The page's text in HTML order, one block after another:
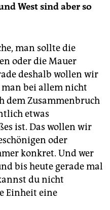
West sind aber so
man sollte die
oder die Mauer
deshalb wollen wir
man bei allem nicht
dem Zusammenbruch
etwas
ist. Das wollen wir
oder
konkret. Und wer
bis heute gerade mal
du nicht
Einheit eine